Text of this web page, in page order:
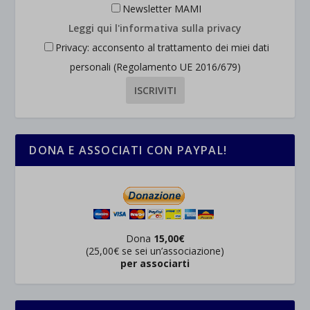
Newsletter MAMI
Leggi qui l'informativa sulla privacy
Privacy: acconsento al trattamento dei miei dati
personali (Regolamento UE 2016/679)
DONA E ASSOCIATI CON PAYPAL!
Dona 15,00€
(25,00€ se sei un’associazione)
per associarti